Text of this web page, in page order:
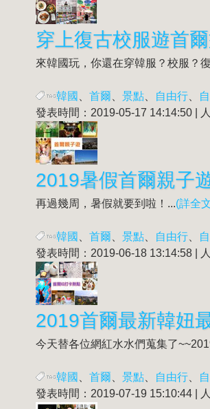
穿上復古校服遊首
來韓國玩，你還在穿韓服？校服？
韓國 首爾 景點 自由行
發表時間：2019-05-17 14:14:50 |
2019暑假首爾親子
再過幾周，暑假就要到啦！...(詳全
韓國 首爾 景點 自由行
發表時間：2019-06-18 13:14:58 |
2019首爾最新韓妞
今天替各位網紅水水們蒐集了
韓國 首爾 景點 自由行
發表時間：2019-07-19 15:10:44 |